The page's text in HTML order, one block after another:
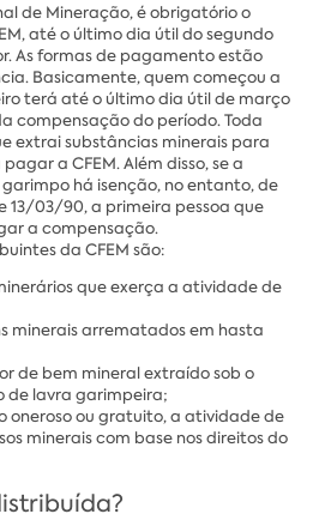
de Mineração, é obrigatório o
até o último dia útil do segundo
As formas de pagamento estão
Basicamente, quem começou a
terá até o último dia útil de março
compensação do período. Toda
extrai substâncias minerais para
a CFEM. Além disso, se a
há isenção, no entanto, de
13/03/90, a primeira pessoa que
a compensação.
da CFEM são:
que exerça a atividade de
minerais arrematados em hasta
de bem mineral extraído sob o
de lavra garimpeira;
oneroso ou gratuito, a atividade de
minerais com base nos direitos do